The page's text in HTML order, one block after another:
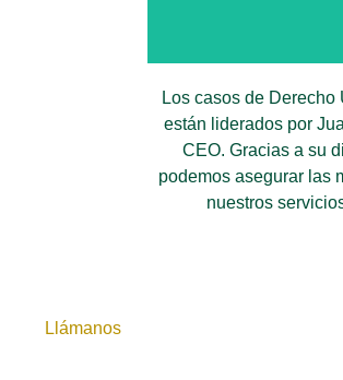
Los casos de
están liderados por
CEO. Gracias a su
podemos asegurar las
nuestros
Llámanos